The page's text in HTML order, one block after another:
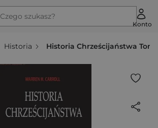
Czego szukasz?
Konto
Historia Historia Chrześcijaństwa